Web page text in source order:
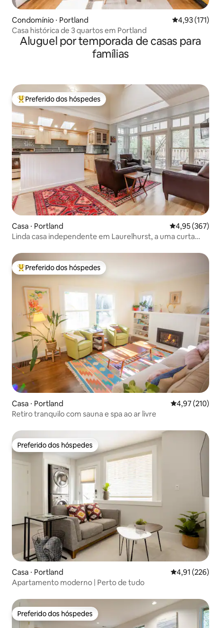
Condomínio ⋅ Portland 4,93 de uma
4,93 (171)
Casa histórica de 3 quartos em Portland
Aluguel por temporada de casas para
famílias
Entre os melhores preferidos dos hóspedes
Preferido dos hóspedes
Casa ⋅ Portland 4,95 de uma
4,95 (367)
Linda casa independente em Laurelhurst, a uma curta
Entre os melhores preferidos dos hóspedes
Preferido dos hóspedes
Casa ⋅ Portland 4,97 de uma
4,97 (210)
Retiro tranquilo com sauna e spa ao ar livre
Preferido dos hóspedes
Preferido dos hóspedes
Casa ⋅ Portland 4,91 de uma
4,91 (226)
Apartamento moderno | Perto de tudo
Preferido dos hóspedes
Preferido dos hóspedes